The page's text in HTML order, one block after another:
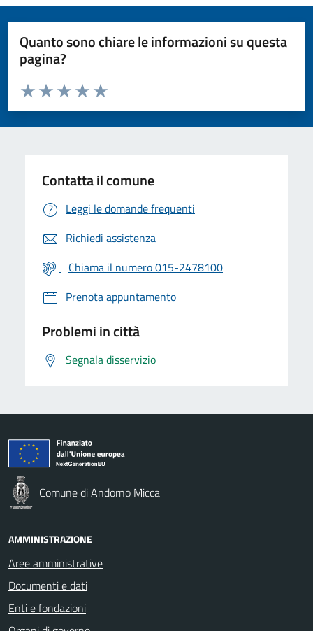
Quanto sono chiare le informazioni su questa
pagina?
Valuta da 1 a 5 stelle la pagina
Valuta 5 stelle su 5
Valuta 4 stelle su 5
Valuta 3 stelle su 5
Valuta 2 stelle su 5
Valuta 1 stelle su 5
Contatta il comune
Leggi le domande frequenti
Richiedi assistenza
Chiama il numero 015-2478100
Prenota appuntamento
Problemi in città
Segnala disservizio
Comune di Andorno Micca
AMMINISTRAZIONE
Aree amministrative
Documenti e dati
Enti e fondazioni